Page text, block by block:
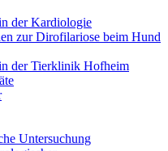
der Kardiologie
zur Dirofilariose beim Hund
der Tierklinik Hofheim
Untersuchung